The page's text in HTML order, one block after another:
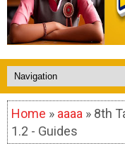
Home » aaaa » 8th
1.2 - Guides